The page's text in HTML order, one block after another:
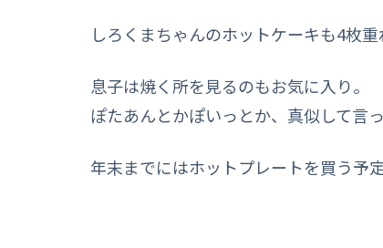
しろくまちゃんのホットケーキも4枚
息子は焼く所を見るのもお気に入り。
ぽたあんとかぽいっとか、真似して言
年末までにはホットプレートを買う予